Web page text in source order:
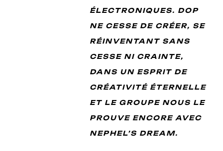
ÉLECTRONIQUES. DOP
NE CESSE DE CRÉER, SE
RÉINVENTANT SANS
CESSE NI CRAINTE,
DANS UN ESPRIT DE
CRÉATIVITÉ ÉTERNELLE
ET LE GROUPE NOUS LE
PROUVE ENCORE AVEC
NEPHEL’S DREAM.